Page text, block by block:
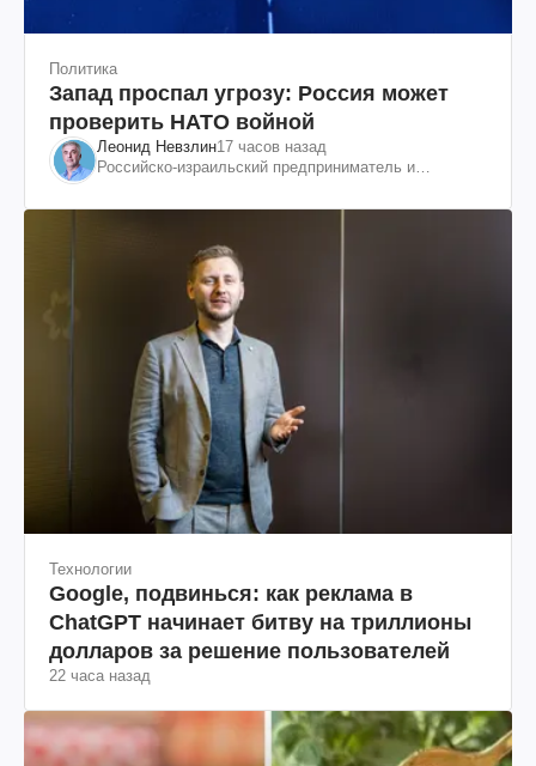
Политика
Запад проспал угрозу: Россия может
проверить НАТО войной
Леонид Невзлин17 часов назад
Российско-израильский предприниматель и
"ЮКОСа"
Технологии
Google, подвинься: как реклама в
ChatGPT начинает битву на триллионы
долларов за решение пользователей
22 часа назад